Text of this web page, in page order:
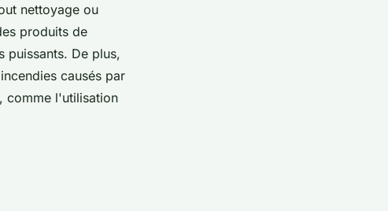
nettoyage ou
produits de
puissants. De plus,
causés par
comme l'utilisation